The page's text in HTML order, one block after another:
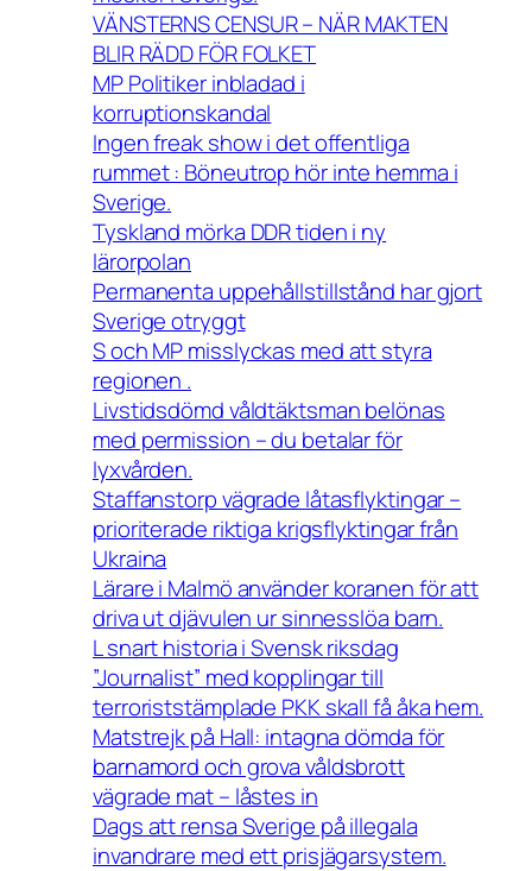
VÄNSTERNS CENSUR – NÄR MAKTEN
BLIR RÄDD FÖR FOLKET
MP Politiker inbladad i
korruptionskandal
Ingen freak show i det offentliga
rummet : Böneutrop hör inte hemma i
Sverige.
Tyskland mörka DDR tiden i ny
lärorpolan
Permanenta uppehållstillstånd har gjort
Sverige otryggt
S och MP misslyckas med att styra
regionen .
Livstidsdömd våldtäktsman belönas
med permission – du betalar för
lyxvården.
Staffanstorp vägrade låtasflyktingar –
prioriterade riktiga krigsflyktingar från
Ukraina
Lärare i Malmö använder koranen för att
driva ut djävulen ur sinnesslöa barn.
L snart historia i Svensk riksdag
”Journalist” med kopplingar till
terroriststämplade PKK skall få åka hem.
Matstrejk på Hall: intagna dömda för
barnamord och grova våldsbrott
vägrade mat – låstes in
Dags att rensa Sverige på illegala
invandrare med ett prisjägarsystem.